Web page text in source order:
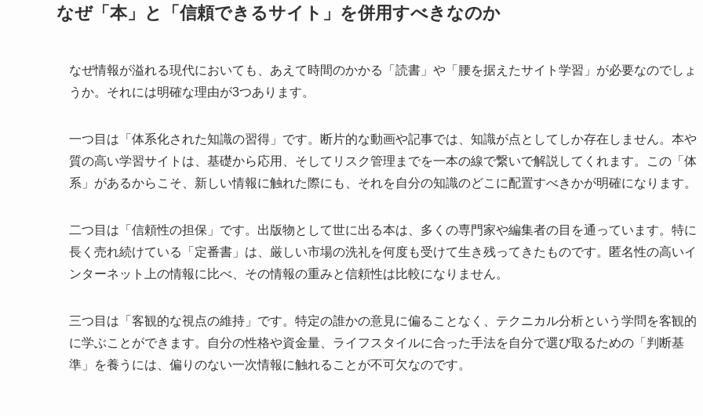
なぜ「本」と「信頼できるサイト」を併用すべきなのか
なぜ情報が溢れる現代においても、あえて時間のかかる「読書」や「腰を据えたサイト学習」が必要なのでしょ
うか。それには明確な理由が3つあります。
一つ目は「体系化された知識の習得」です。断片的な動画や記事では、知識が点としてしか存在しません。本や
質の高い学習サイトは、基礎から応用、そしてリスク管理までを一本の線で繋いで解説してくれます。この「体
系」があるからこそ、新しい情報に触れた際にも、それを自分の知識のどこに配置すべきかが明確になります。
二つ目は「信頼性の担保」です。出版物として世に出る本は、多くの専門家や編集者の目を通っています。特に
長く売れ続けている「定番書」は、厳しい市場の洗礼を何度も受けて生き残ってきたものです。匿名性の高いイ
ンターネット上の情報に比べ、その情報の重みと信頼性は比較になりません。
三つ目は「客観的な視点の維持」です。特定の誰かの意見に偏ることなく、テクニカル分析という学問を客観的
に学ぶことができます。自分の性格や資金量、ライフスタイルに合った手法を自分で選び取るための「判断基
準」を養うには、偏りのない一次情報に触れることが不可欠なのです。